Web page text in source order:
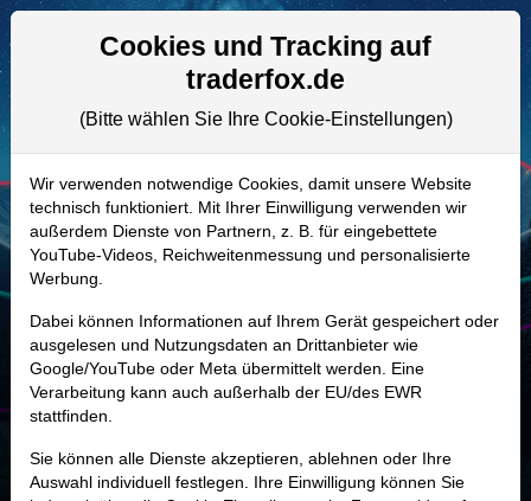
Aktien- und Artikelsuche
A115MJ | ENXB–Euronext Aktie
Realtime-Aktienkurs:
-
-
Marktkapitalisierung 16,16 Mrd. EUR
Unternehmenswert -354.307.487.087,79 EUR
Cookies und Tracking auf
traderfox.de
(Bitte wählen Sie Ihre Cookie-Einstellungen)
Wir verwenden notwendige Cookies, damit unsere Website
technisch funktioniert. Mit Ihrer Einwilligung verwenden wir
außerdem Dienste von Partnern, z. B. für eingebettete
YouTube-Videos, Reichweitenmessung und personalisierte
Werbung.
Dabei können Informationen auf Ihrem Gerät gespeichert oder
ausgelesen und Nutzungsdaten an Drittanbieter wie
Google/YouTube oder Meta übermittelt werden. Eine
Verarbeitung kann auch außerhalb der EU/des EWR
stattfinden.
Sie können alle Dienste akzeptieren, ablehnen oder Ihre
Auswahl individuell festlegen. Ihre Einwilligung können Sie